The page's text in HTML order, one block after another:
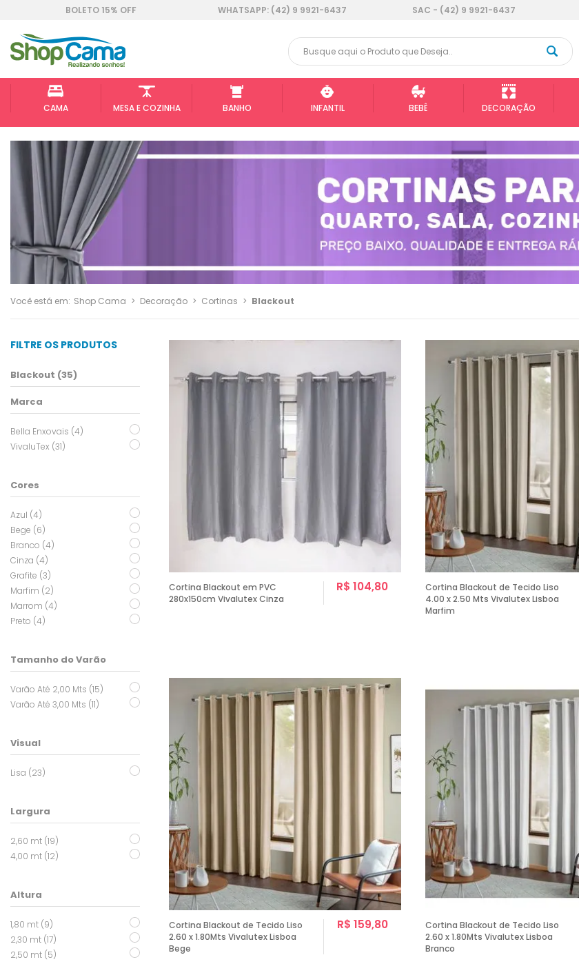
BOLETO 15% OFF WHATSAPP: (42) 9 9921-6437 SAC - (42) 9 9921-6437
CAMA MESA E COZINHA BANHO INFANTIL BEBÊ DECORAÇÃO
Você está em: Shop Cama > Decoração > Cortinas > Blackout
FILTRE OS PRODUTOS
Blackout (35)
Marca
Bella Enxovais (4)
VivaluTex (31)
Cores
Azul (4)
Bege (6)
Branco (4)
Cinza (4)
Grafite (3)
Marfim (2)
Marrom (4)
Preto (4)
Tamanho do Varão
Varão Até 2,00 Mts (15)
Varão Até 3,00 Mts (11)
Visual
Lisa (23)
Largura
2,60 mt (19)
4,00 mt (12)
Altura
1,80 mt (9)
2,30 mt (17)
2,50 mt (5)
Cortina Blackout em PVC
280x150cm Vivalutex Cinza
R$ 104,80
Cortina Blackout de Tecido Liso
4.00 x 2.50 Mts Vivalutex Lisboa
Marfim
Cortina Blackout de Tecido Liso
2.60 x 1.80Mts Vivalutex Lisboa
Bege
R$ 159,80
Cortina Blackout de Tecido Liso
2.60 x 1.80Mts Vivalutex Lisboa
Branco